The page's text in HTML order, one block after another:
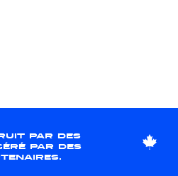
par des
par des